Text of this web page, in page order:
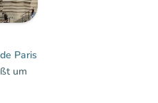
Paris
um